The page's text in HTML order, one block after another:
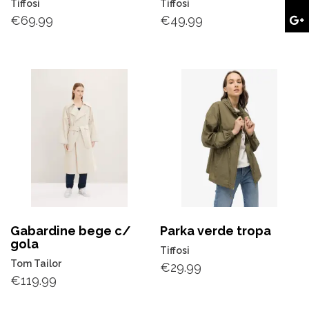
Tiffosi
€69.99
Tiffosi
€49.99
Gabardine bege c/
gola
Tom Tailor
€119.99
Parka verde tropa
Tiffosi
€29.99